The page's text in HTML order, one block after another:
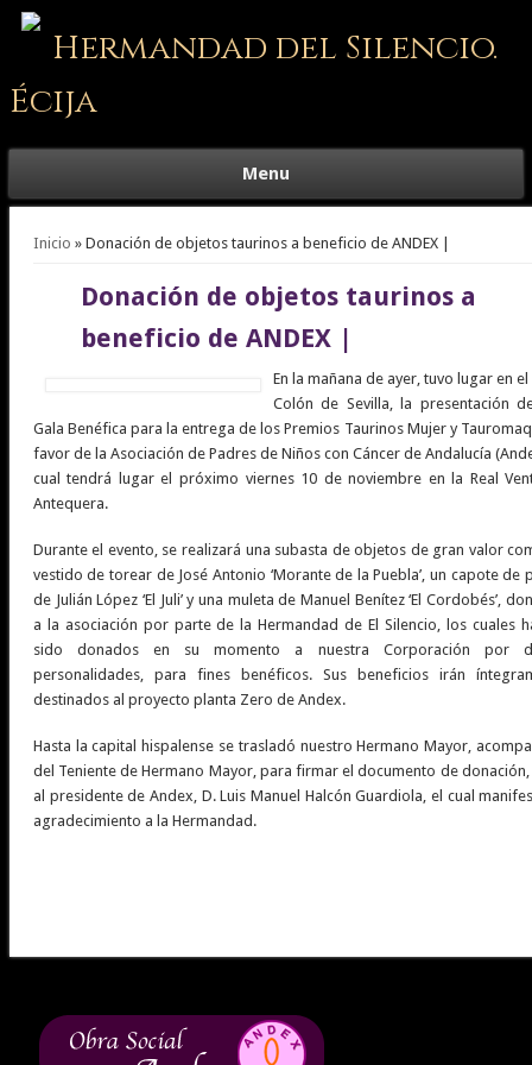
Hermandad del Silencio.
Écija
Menu
Se encuentra usted aquí
Inicio » Donación de objetos taurinos a beneficio de ANDEX |
Donación de objetos taurinos a
beneficio de ANDEX |
En la mañana de ayer, tuvo lugar en el
Colón de Sevilla, la presentación
Gala Benéfica para la entrega de los Premios Taurinos Mujer y
favor de la Asociación de Padres de Niños con Cáncer de Andalucía
cual tendrá lugar el próximo viernes 10 de noviembre en la Real
Antequera.
Durante el evento, se realizará una subasta de objetos de gran valor
vestido de torear de José Antonio ‘Morante de la Puebla’, un capote de
de Julián López ‘El Juli’ y una muleta de Manuel Benítez ‘El Cordobés’,
a la asociación por parte de la Hermandad de El Silencio, los cuales
sido donados en su momento a nuestra Corporación por
personalidades, para fines benéficos. Sus beneficios irán
destinados al proyecto planta Zero de Andex.
Hasta la capital hispalense se trasladó nuestro Hermano Mayor,
del Teniente de Hermano Mayor, para firmar el documento de
al presidente de Andex, D. Luis Manuel Halcón Guardiola, el cual
agradecimiento a la Hermandad.